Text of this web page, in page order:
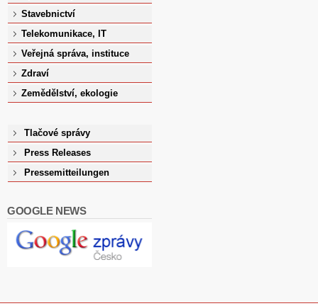
Stavebnictví
Telekomunikace, IT
Veřejná správa, instituce
Zdraví
Zemědělství, ekologie
Tlačové správy
Press Releases
Pressemitteilungen
GOOGLE NEWS